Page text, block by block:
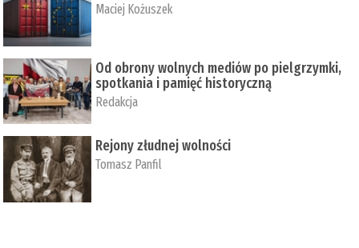
Maciej Kożuszek
Od obrony wolnych mediów po pielgrzymki,
spotkania i pamięć historyczną
Redakcja
Rejony złudnej wolności
Tomasz Panfil